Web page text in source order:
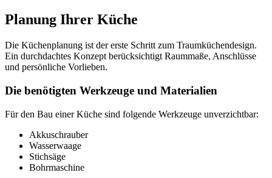
Planung Ihrer Küche
Die Küchenplanung ist der erste Schritt zum Traumküchendesign.
Ein durchdachtes Konzept berücksichtigt Raummaße, Anschlüsse
und persönliche Vorlieben.
Die benötigten Werkzeuge und Materialien
Für den Bau einer Küche sind folgende Werkzeuge unverzichtbar:
Akkuschrauber
Wasserwaage
Stichsäge
Bohrmaschine